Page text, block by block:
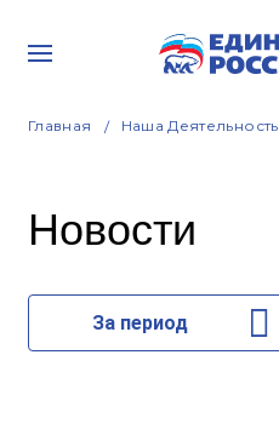
Главная Наша Деятельность
Новости
За период